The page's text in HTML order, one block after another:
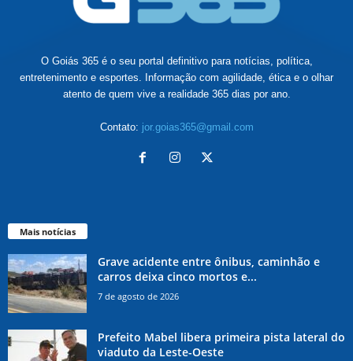
O Goiás 365 é o seu portal definitivo para notícias, política,
entretenimento e esportes. Informação com agilidade, ética e o olhar
atento de quem vive a realidade 365 dias por ano.
Contato: jor.goias365@gmail.com
Mais notícias
Grave acidente entre ônibus, caminhão e
carros deixa cinco mortos e...
7 de agosto de 2026
Prefeito Mabel libera primeira pista lateral do
viaduto da Leste-Oeste